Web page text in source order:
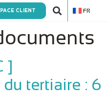
CLIENT FR
]
tertiaire : 6